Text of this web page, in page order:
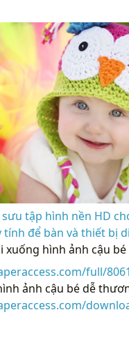
sưu tập hình nền HD
tính để bàn và thiết bị
xuống hình ảnh cậu
full/
ảnh cậu bé dễ